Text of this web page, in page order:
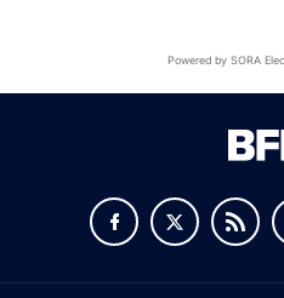
Powered by SORA